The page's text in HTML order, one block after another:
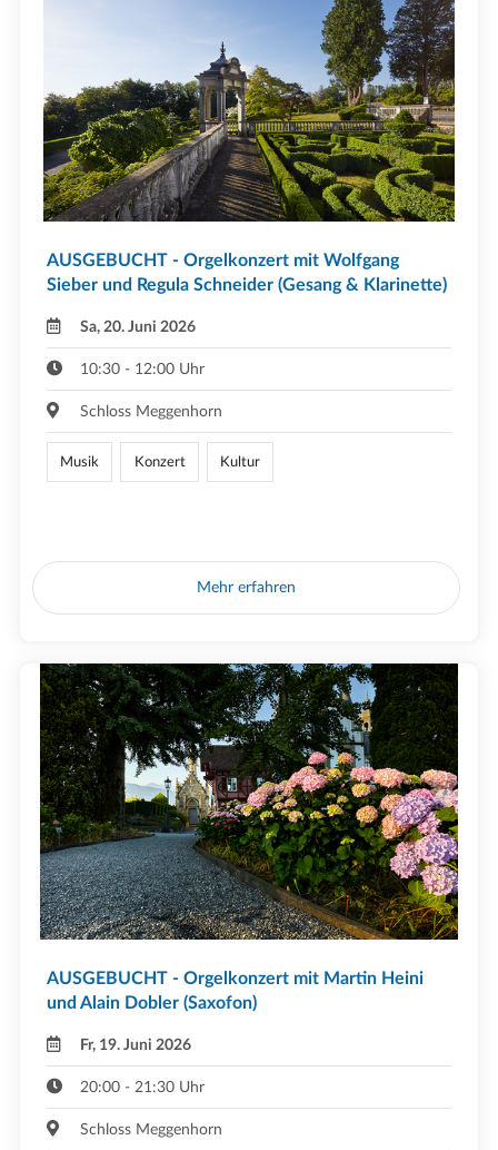
AUSGEBUCHT - Orgelkonzert mit Wolfgang
Sieber und Regula Schneider (Gesang & Klarinette)
Sa, 20. Juni 2026
10:30 - 12:00 Uhr
Schloss Meggenhorn
Musik Konzert Kultur
Mehr erfahren
AUSGEBUCHT - Orgelkonzert mit Martin Heini
und Alain Dobler (Saxofon)
Fr, 19. Juni 2026
20:00 - 21:30 Uhr
Schloss Meggenhorn